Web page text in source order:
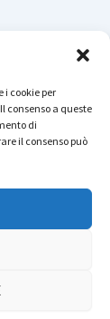
i cookie per
consenso a queste
di
il consenso può
sono riservati.
Soc. Euro 3.500.000